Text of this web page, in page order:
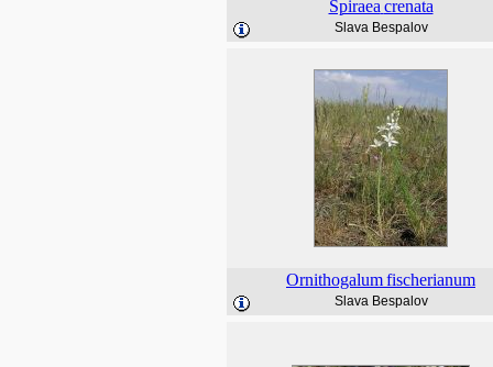
Spiraea crenata
Slava Bespalov
Ornithogalumfischerianum
Slava Bespalov